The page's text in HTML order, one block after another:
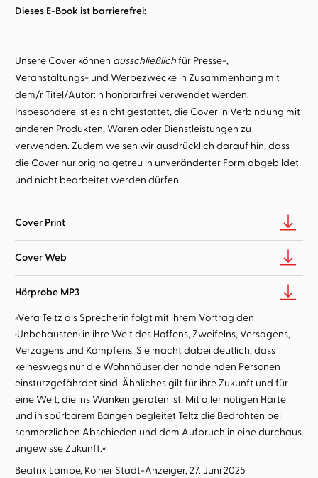
Dieses E-Book ist barrierefrei:
Unsere Cover können ausschließlichfür Presse-,
Veranstaltungs- und Werbezwecke in Zusammenhang mit
dem/r Titel/Autor:in honorarfrei verwendet werden.
Insbesondere ist es nicht gestattet, die Cover in Verbindung mit
anderen Produkten, Waren oder Dienstleistungen zu
verwenden. Zudem weisen wir ausdrücklich darauf hin, dass
die Cover nur originalgetreu in unveränderter Form abgebildet
und nicht bearbeitet werden dürfen.
Cover Print
Cover Web
Hörprobe MP3
»Vera Teltz als Sprecherin folgt mit ihrem Vortrag den
›Unbehausten‹ in ihre Welt des Hoffens, Zweifelns, Versagens,
Verzagens und Kämpfens. Sie macht dabei deutlich, dass
keineswegs nur die Wohnhäuser der handelnden Personen
einsturzgefährdet sind. Ähnliches gilt für ihre Zukunft und für
eine Welt, die ins Wanken geraten ist. Mit aller nötigen Härte
und in spürbarem Bangen begleitet Teltz die Bedrohten bei
schmerzlichen Abschieden und dem Aufbruch in eine durchaus
ungewisse Zukunft.«
Beatrix Lampe, Kölner Stadt-Anzeiger, 27. Juni 2025